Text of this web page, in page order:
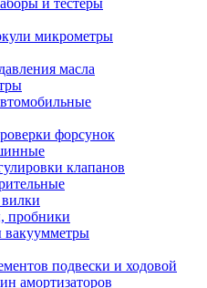
и тестеры
микрометры
масла
форсунок
клапанов
пробники
подвески и ходовой
амортизаторов